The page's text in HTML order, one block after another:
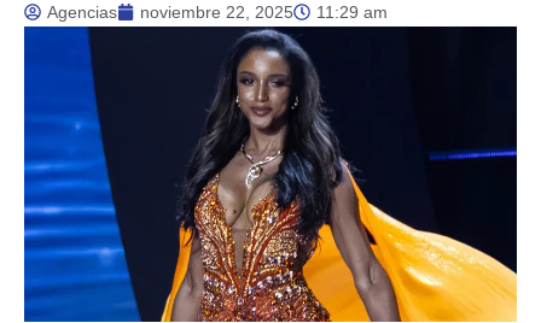
Agencias noviembre 22, 2025 11:29 am